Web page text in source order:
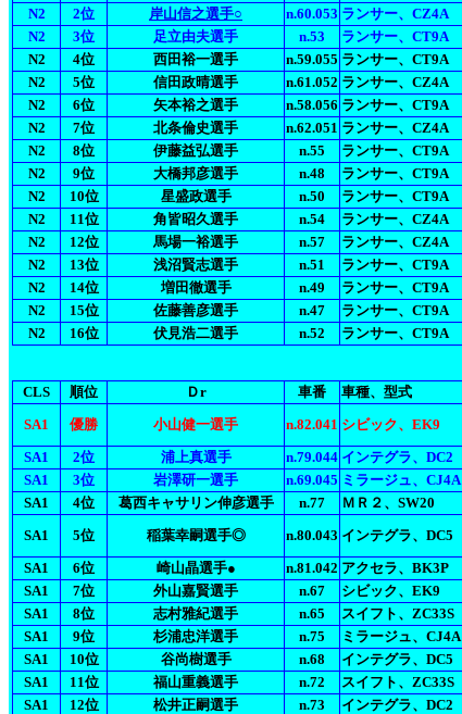
N2
2位 岸山信之選手○ n.60.053 ランサー、CZ4A
N2
3位 足立由夫選手 n.53 ランサー、CT9A
N2
4位 西田裕一選手 n.59.055 ランサー、CT9A
N2
5位 信田政晴選手 n.61.052 ランサー、CZ4A
N2
6位 矢本裕之選手 n.58.056 ランサー、CT9A
N2
7位 北条倫史選手 n.62.051 ランサー、CZ4A
N2
8位 伊藤益弘選手 n.55 ランサー、CT9A
N2
9位 大橋邦彦選手 n.48 ランサー、CT9A
N2
10位 星盛政選手 n.50 ランサー、CT9A
N2
11位 角皆昭久選手 n.54 ランサー、CZ4A
N2
12位 馬場一裕選手 n.57 ランサー、CZ4A
N2
13位 浅沼賢志選手 n.51 ランサー、CT9A
N2
14位 増田徹選手 n.49 ランサー、CT9A
N2
15位 佐藤善彦選手 n.47 ランサー、CT9A
N2
16位 伏見浩二選手 n.52 ランサー、CT9A
CLS 順位 Ｄr 車番 車種、型式
SA1
優勝 小山健一選手 n.82.041 シビック、EK9
SA1
2位 浦上真選手 n.79.044 インテグラ、DC2
SA1
3位 岩澤研一選手 n.69.045 ミラージュ、CJ4A
SA1
4位 葛西キャサリン伸彦選手 n.77 ＭＲ２、SW20
SA1
5位 稲葉幸嗣選手◎ n.80.043 インテグラ、DC5
SA1
6位 崎山晶選手● n.81.042 アクセラ、BK3P
SA1
7位 外山嘉賢選手 n.67 シビック、EK9
SA1
8位 志村雅紀選手 n.65 スイフト、ZC33S
SA1
9位 杉浦忠洋選手 n.75 ミラージュ、CJ4A
SA1
10位 谷尚樹選手 n.68 インテグラ、DC5
SA1
11位 福山重義選手 n.72 スイフト、ZC33S
SA1
12位 松井正嗣選手 n.73 インテグラ、DC2